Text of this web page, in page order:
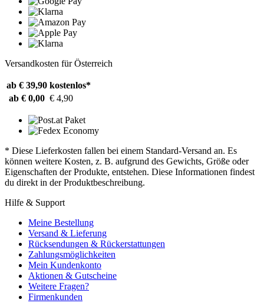
Versandkosten für Österreich
ab € 39,90 kostenlos*
ab € 0,00 € 4,90
* Diese Lieferkosten fallen bei einem Standard-Versand an. Es
können weitere Kosten, z. B. aufgrund des Gewichts, Größe oder
Eigenschaften der Produkte, entstehen. Diese Informationen findest
du direkt in der Produktbeschreibung.
Hilfe & Support
Meine Bestellung
Versand & Lieferung
Rücksendungen & Rückerstattungen
Zahlungsmöglichkeiten
Mein Kundenkonto
Aktionen & Gutscheine
Weitere Fragen?
Firmenkunden